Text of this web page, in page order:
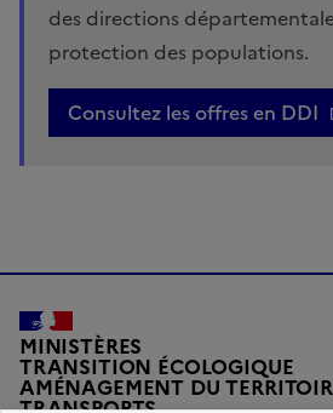
des directions
protection des populations.
Consultez les offres en DDI
MINISTÈRES
TRANSITION ÉCOLOGIQUE
AMÉNAGEMENT DU